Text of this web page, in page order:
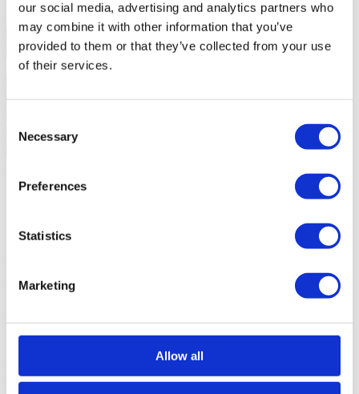
our social media, advertising and analytics partners who
may combine it with other information that you’ve
provided to them or that they’ve collected from your use
of their services.
Selection
Necessary
Preferences
Statistics
Marketing
Allow all
Êtes-vous intéressé ?Planifiez une visite ou demandez plus
En demandant des informations, vous autorisez Sotheby's
International à conserver vos données afin de vous informer sur des
OAK35
2 a 3 Chambres à partir de 990.000 €
OAK35 é um empreendimento exclusivo composto por 22
apartamentos T2, T3 e T4, localizado numa das áreas mais